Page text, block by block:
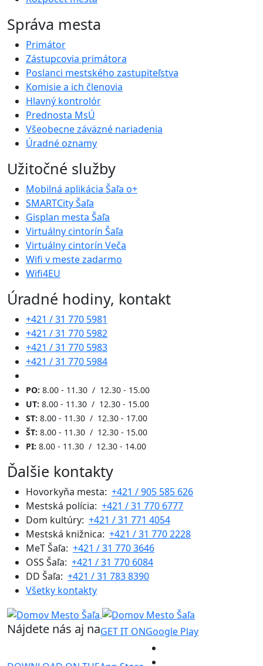
Správa mesta
Primátor
Zástupcovia primátora
Poslanci mestského zastupiteľstva
Komisie a ich členovia
Hlavný kontrolór
Prednosta MsÚ
Všeobecne záväzné nariadenia
Úradné oznamy
Užitočné služby
Mobilná aplikácia Šaľa o+
SMARTCity Šaľa
Gisplan mesta Šaľa
Virtuálny cintorín Šaľa
Virtuálny cintorín Veča
Wifi v meste zadarmo
Wifi4EU
Úradné hodiny, kontakt
+421 / 31 770 5981
+421 / 31 770 5982
+421 / 31 770 5983
+421 / 31 770 5984
PO: 8.00 - 11.30 / 12.30 - 15.00
UT: 8.00 - 11.30 / 12.30 - 15.00
ST: 8.00 - 11.30 / 12.30 - 17.00
ŠT: 8.00 - 11.30 / 12.30 - 15.00
PI: 8.00 - 11.30 / 12.30 - 14.00
Ďalšie kontakty
Hovorkyňa mesta: +421 / 905 585 626
Mestská polícia: +421 / 31 770 6777
Dom kultúry: +421 / 31 771 4054
Mestská knižnica: +421 / 31 770 2228
MeT Šaľa: +421 / 31 770 3646
OSS Šaľa: +421 / 31 770 6084
DD Šaľa: +421 / 31 783 8390
Všetky kontakty
Nájdete nás aj naGET IT ONGoogle Play